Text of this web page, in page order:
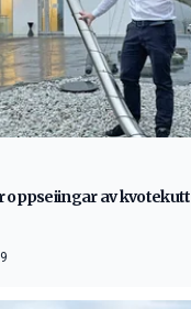
oppseiingar av kvotekutt